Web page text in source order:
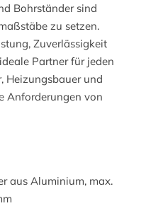
Bohrständer sind
zu setzen.
Zuverlässigkeit
Partner für jeden
Heizungsbauer und
Anforderungen von
aus Aluminium, max.